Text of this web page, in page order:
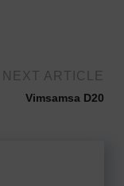
NEXT ARTICLE
Vimsamsa D20